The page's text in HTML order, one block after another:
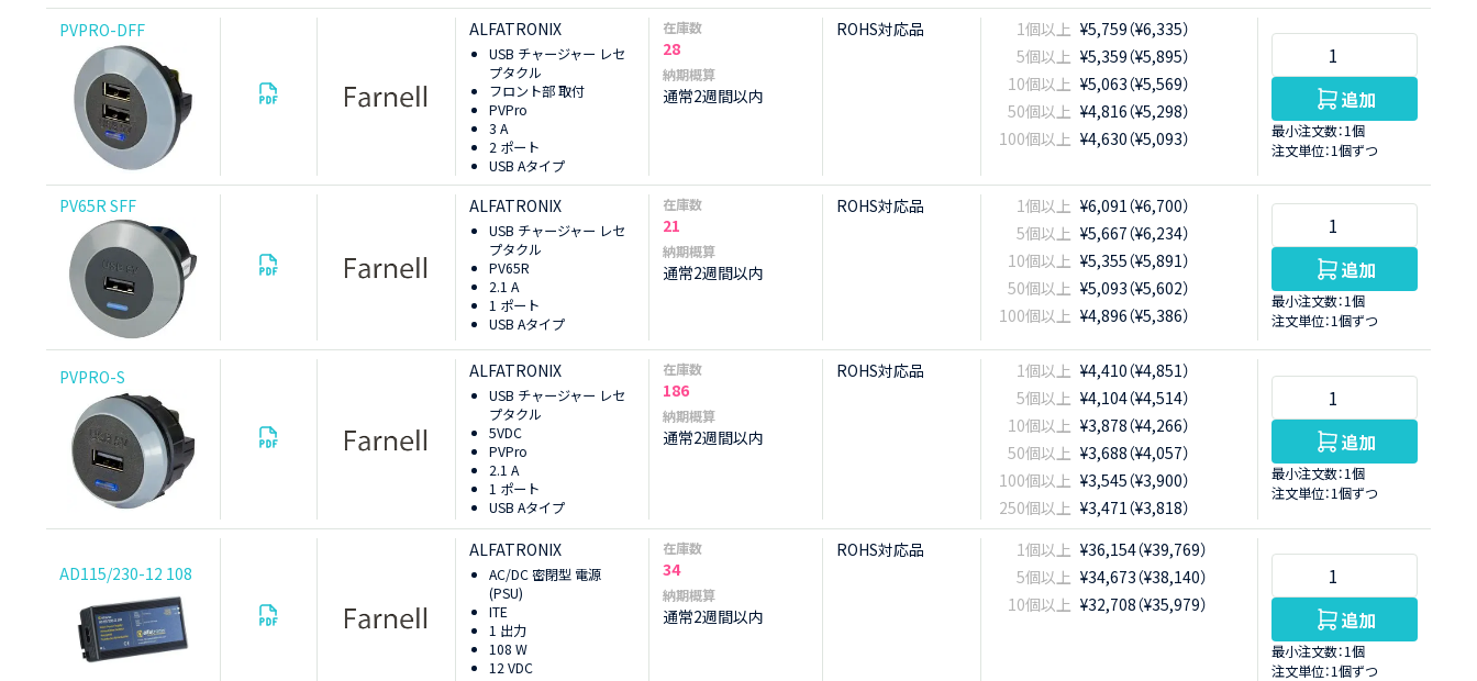
PVPRO-DFF ALFATRONIX
USB チャージャー レセ
プタクル
フロント部 取付
PVPro
3 A
2 ポート
USB Aタイプ
在庫数
28
納期概算
通常2週間以内
ROHS対応品 1個以上 ¥5,759（¥6,335）
5個以上 ¥5,359（¥5,895）
10個以上 ¥5,063（¥5,569）
50個以上 ¥4,816（¥5,298）
100個以上 ¥4,630（¥5,093）
追加
最小注文数：1個
注文単位：1個ずつ
PV65R SFF ALFATRONIX
USB チャージャー レセ
プタクル
PV65R
2.1 A
1 ポート
USB Aタイプ
在庫数
21
納期概算
通常2週間以内
ROHS対応品 1個以上 ¥6,091（¥6,700）
5個以上 ¥5,667（¥6,234）
10個以上 ¥5,355（¥5,891）
50個以上 ¥5,093（¥5,602）
100個以上 ¥4,896（¥5,386）
追加
最小注文数：1個
注文単位：1個ずつ
PVPRO-S ALFATRONIX
USB チャージャー レセ
プタクル
5VDC
PVPro
2.1 A
1 ポート
USB Aタイプ
在庫数
186
納期概算
通常2週間以内
ROHS対応品 1個以上 ¥4,410（¥4,851）
5個以上 ¥4,104（¥4,514）
10個以上 ¥3,878（¥4,266）
50個以上 ¥3,688（¥4,057）
100個以上 ¥3,545（¥3,900）
250個以上 ¥3,471（¥3,818）
追加
最小注文数：1個
注文単位：1個ずつ
AD115/230-12 108
ALFATRONIX
AC/DC 密閉型 電源
(PSU)
ITE
1 出力
108 W
12 VDC
在庫数
34
納期概算
通常2週間以内
ROHS対応品 1個以上 ¥36,154（¥39,769）
5個以上 ¥34,673（¥38,140）
10個以上 ¥32,708（¥35,979）
追加
最小注文数：1個
注文単位：1個ずつ